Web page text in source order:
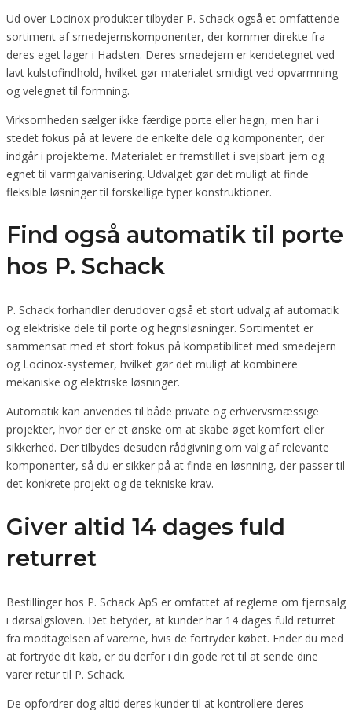
Ud over Locinox-produkter tilbyder P. Schack også et omfattende
sortiment af smedejernskomponenter, der kommer direkte fra
deres eget lager i Hadsten. Deres smedejern er kendetegnet ved
lavt kulstofindhold, hvilket gør materialet smidigt ved opvarmning
og velegnet til formning.
Virksomheden sælger ikke færdige porte eller hegn, men har i
stedet fokus på at levere de enkelte dele og komponenter, der
indgår i projekterne. Materialet er fremstillet i svejsbart jern og
egnet til varmgalvanisering. Udvalget gør det muligt at finde
fleksible løsninger til forskellige typer konstruktioner.
Find også automatik til porte
hos P. Schack
P. Schack forhandler derudover også et stort udvalg af automatik
og elektriske dele til porte og hegnsløsninger. Sortimentet er
sammensat med et stort fokus på kompatibilitet med smedejern
og Locinox-systemer, hvilket gør det muligt at kombinere
mekaniske og elektriske løsninger.
Automatik kan anvendes til både private og erhvervsmæssige
projekter, hvor der er et ønske om at skabe øget komfort eller
sikkerhed. Der tilbydes desuden rådgivning om valg af relevante
komponenter, så du er sikker på at finde en løsnning, der passer til
det konkrete projekt og de tekniske krav.
Giver altid 14 dages fuld
returret
Bestillinger hos P. Schack ApS er omfattet af reglerne om fjernsalg
i dørsalgsloven. Det betyder, at kunder har 14 dages fuld returret
fra modtagelsen af varerne, hvis de fortryder købet. Ender du med
at fortryde dit køb, er du derfor i din gode ret til at sende dine
varer retur til P. Schack.
De opfordrer dog altid deres kunder til at kontrollere deres